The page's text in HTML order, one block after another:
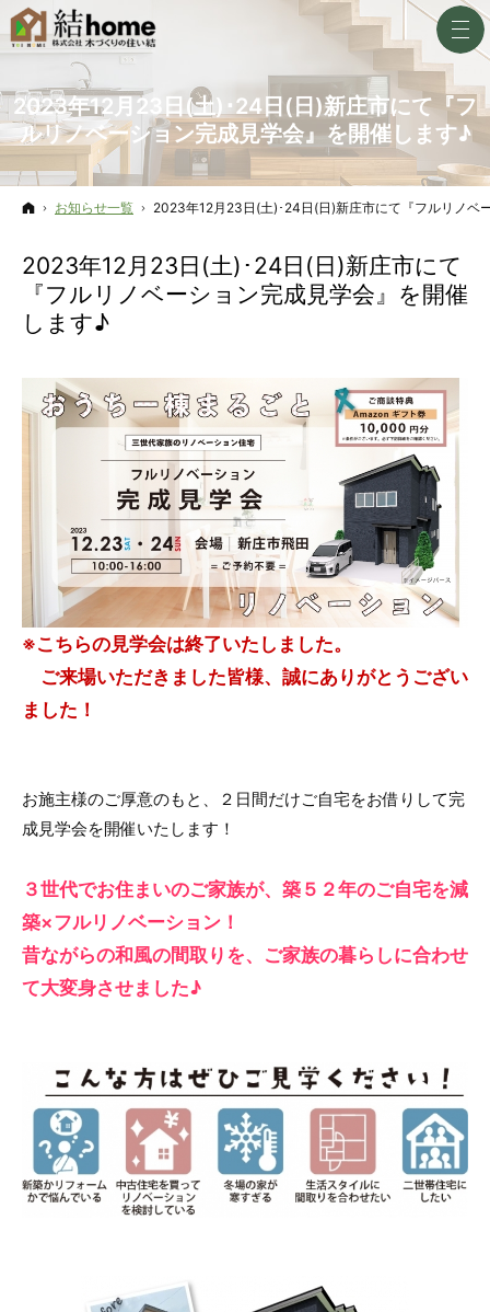
2023年12月23日(土)･24日(日)新庄市にて『フ
ルリノベーション完成見学会』を開催します♪
ホーム
お知らせ一覧 2023年12月23日(土)･24日(日)新庄市にて『フルリノベ
2023年12月23日(土)･24日(日)新庄市にて
『フルリノベーション完成見学会』を開催
します♪
※こちらの見学会は終了いたしました。
ご来場いただきました皆様、誠にありがとうござい
ました！
お施主様のご厚意のもと、２日間だけご自宅をお借りして完
成見学会を開催いたします！
３世代でお住まいのご家族が、築５２年のご自宅を減
築×フルリノベーション！
昔ながらの和風の間取りを、ご家族の暮らしに合わせ
て大変身させました♪